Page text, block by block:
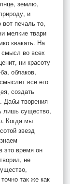
землю,
и
печаль то,
мелкие твари
квакать. На
во всех
ни красоту
облаков,
все его
создать
Дабы творения
лишь существо,
Когда мы
звезд
это время он
не
так же как